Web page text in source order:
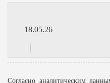
18.05.26
Согласно аналитическим